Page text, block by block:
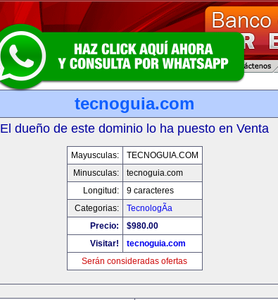
tecnoguia.com
El dueño de este dominio lo ha puesto en Venta
Mayusculas:
TECNOGUIA.COM
Minusculas:
tecnoguia.com
Longitud:
9 caracteres
Categorias:
TecnologÃ­a
Precio:
$980.00
Visitar!
tecnoguia.com
Serán consideradas ofertas